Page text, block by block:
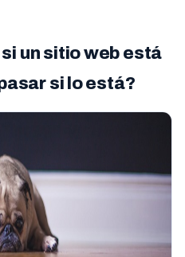
un sitio web está
si lo está?